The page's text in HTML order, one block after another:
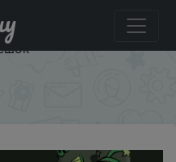
для Xiaomi Mi Band 5 4
браслет с принтом для